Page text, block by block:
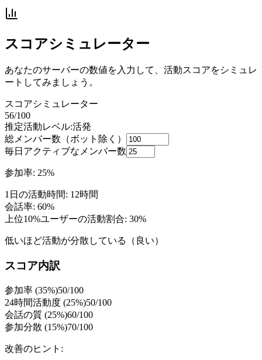
スコアシミュレーター
あなたのサーバーの数値を入力して、活動スコアをシミュレ
ートしてみましょう。
スコアシミュレーター
56/100
推定活動レベル:活発
総メンバー数（ボット除く）
毎日アクティブなメンバー数
参加率: 25%
1日の活動時間: 12時間
会話率: 60%
上位10%ユーザーの活動割合: 30%
低いほど活動が分散している（良い）
スコア内訳
参加率 (35%)50/100
24時間活動度 (25%)50/100
会話の質 (25%)60/100
参加分散 (15%)70/100
改善のヒント: